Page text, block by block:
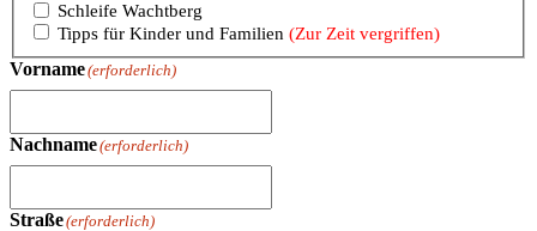
Schleife Wachtberg
Tipps für Kinder und Familien (Zur Zeit vergriffen)
Vorname(erforderlich)
Nachname(erforderlich)
Straße(erforderlich)